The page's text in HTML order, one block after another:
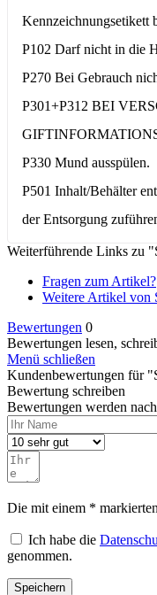
Kennzeichnungsetikett
P102 Darf nicht in die
P270 Bei Gebrauch
P301+P312 BEI
P330 Mund ausspülen.
P501 Inhalt/Behälter
der Entsorgung
Weiterführende Links zu
Fragen zum Artikel?
Weitere Artikel von
Bewertungen 0
Bewertungen lesen,
Menü schließen
Kundenbewertungen für
Bewertung schreiben
Bewertungen werden
Die mit einem *
Ich habe die
genommen.
Speichern